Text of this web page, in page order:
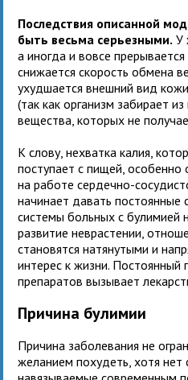
Последствия описанной
быть весьма серьезными. У
а иногда и вовсе прерывается
снижается скорость обмена
ухудшается внешний вид
(так как организм забирает
вещества, которых не
К слову, нехватка калия,
поступает с пищей, особенно
на работе сердечно-
начинает давать постоянные
системы больных с булимией
развитие неврастении,
становятся натянутыми и
интерес к жизни. Постоянный
препаратов вызывает
Причина булимии
Причина заболевания не
желанием похудеть, хотя